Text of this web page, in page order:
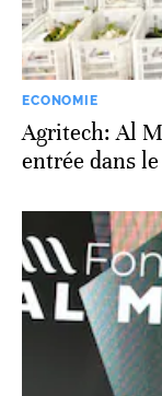
ECONOMIE
Agritech: Al
entrée dans